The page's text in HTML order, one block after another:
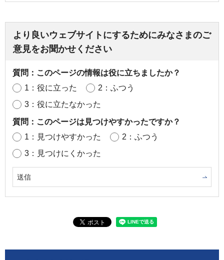
より良いウェブサイトにするためにみなさまのご
意見をお聞かせください
質問：このページの情報は役に立ちましたか？
1：役に立った
2：ふつう
3：役に立たなかった
質問：このページは見つけやすかったですか？
1：見つけやすかった
2：ふつう
3：見つけにくかった